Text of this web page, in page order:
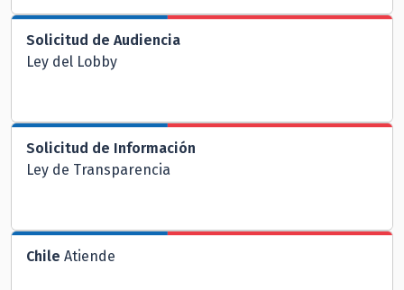
Solicitud de Audiencia
Ley del Lobby
Solicitud de Información
Ley de Transparencia
Chile Atiende